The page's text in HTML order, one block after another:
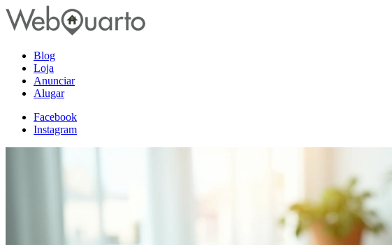
Blog
Loja
Anunciar
Alugar
Facebook
Instagram